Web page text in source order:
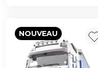
NOUVEAU